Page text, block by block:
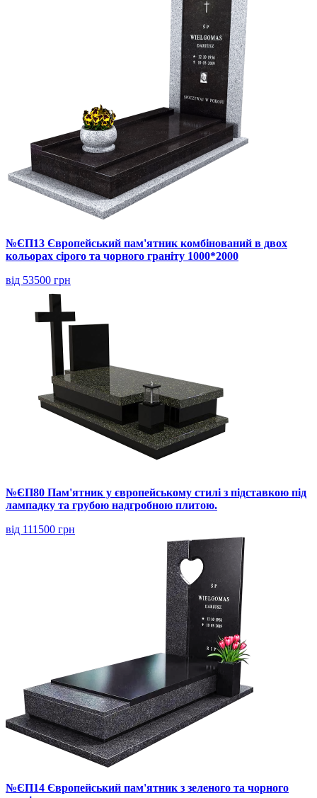
№ЄП13 Європейський пам'ятник комбінований в двох
кольорах сірого та чорного граніту 1000*2000
від 53500 грн
№ЄП80 Пам'ятник у європейському стилі з підставкою під
лампадку та грубою надгробною плитою.
від 111500 грн
№ЄП14 Європейський пам'ятник з зеленого та чорного